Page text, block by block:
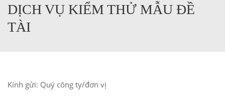
DỊCH VỤ KIỂM THỬ MẪU ĐỀ
TÀI
Kính gửi: Quý công ty/đơn vị